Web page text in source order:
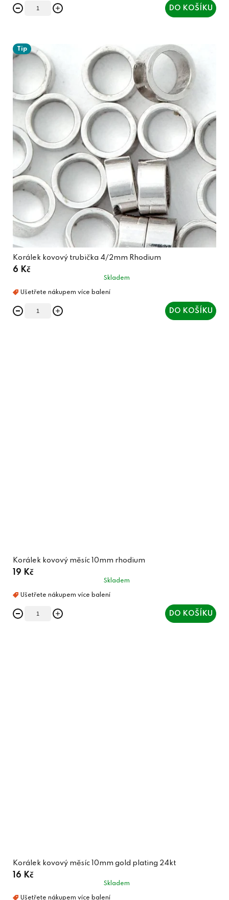
DO KOŠÍKU
Tip
Korálek kovový trubička 4/2mm Rhodium
6 Kč
Skladem
DO KOŠÍKU
Korálek kovový měsíc 10mm rhodium
19 Kč
Skladem
DO KOŠÍKU
Korálek kovový měsíc 10mm gold plating 24kt
16 Kč
Skladem